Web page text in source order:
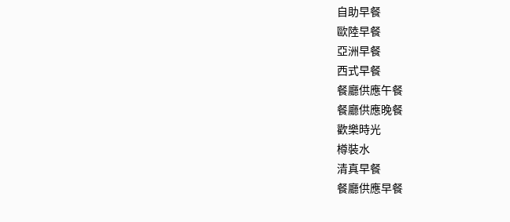
自助早餐
歐陸早餐
亞洲早餐
西式早餐
餐廳供應午餐
餐廳供應晚餐
歡樂時光
樽裝水
清真早餐
餐廳供應早餐